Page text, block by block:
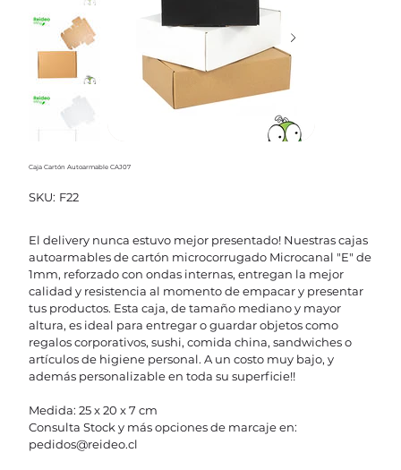
Caja Cartón Autoarmable CAJ07
SKU: SKU
F22
F22
El delivery nunca estuvo mejor presentado! Nuestras cajas
autoarmables de cartón microcorrugado Microcanal "E" de
1mm, reforzado con ondas internas, entregan la mejor
calidad y resistencia al momento de empacar y presentar
tus productos. Esta caja, de tamaño mediano y mayor
altura, es ideal para entregar o guardar objetos como
regalos corporativos, sushi, comida china, sandwiches o
artículos de higiene personal. A un costo muy bajo, y
además personalizable en toda su superficie!!
Medida: 25 x 20 x 7 cm
Consulta Stock y más opciones de marcaje en:
pedidos@reideo.cl